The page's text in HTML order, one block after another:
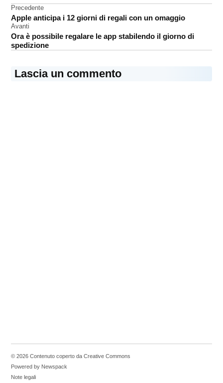
server
Navigazione
articoli
Precedente
Apple anticipa i 12 giorni di regali con un omaggio
Avanti
Ora è possibile regalare le app stabilendo il giorno di
spedizione
Lascia un commento
© 2026 Contenuto coperto da Creative Commons
Powered by Newspack
Note legali